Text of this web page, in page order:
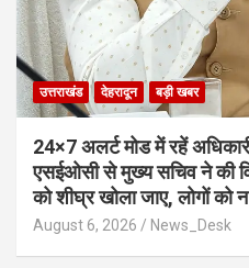
उत्तराखंड देहरादून बड़ी खबर
24×7 अलर्ट मोड में रहें
एसईओसी से मुख्य सचिव ने की
को शीघ्र खोला जाए, लोगों को
August 6, 2026 News_Desk